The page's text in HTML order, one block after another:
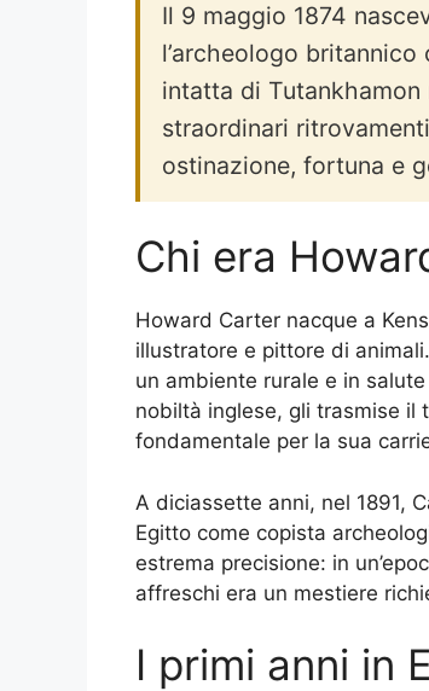
Il 9 maggio 1874
l’archeologo
intatta di Tutankhamon
straordinari
ostinazione, fortuna e
Chi era
Howard Carter nacque a
illustratore e pittore di
un ambiente rurale e in
nobiltà inglese, gli trasmise il
fondamentale per la sua
A diciassette anni, nel 1891,
Egitto come copista
estrema precisione: in
affreschi era un mestiere
I primi anni in